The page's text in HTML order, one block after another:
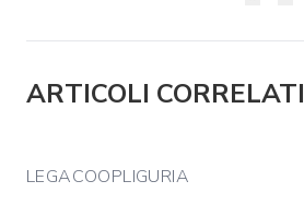
ARTICOLI CORRELATI
LEGACOOPLIGURIA